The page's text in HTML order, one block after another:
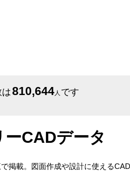
810,644人 です
CADデータ
掲載。図面作成や設計に使える